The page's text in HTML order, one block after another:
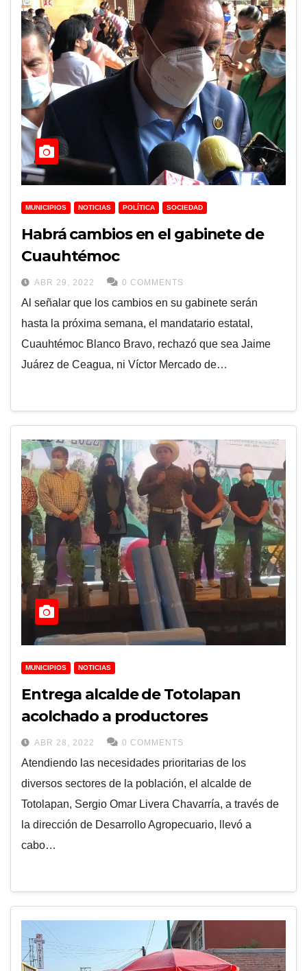
MUNICIPIOS NOTICIAS POLÍTICA SOCIEDAD
Habrá cambios en el gabinete de
Cuauhtémoc
ABR 29, 2022 0 COMMENTS
Al señalar que los cambios en su gabinete serán
hasta la próxima semana, el mandatario estatal,
Cuauhtémoc Blanco Bravo, rechazó que sea Jaime
Juárez de Ceagua, ni Víctor Mercado de…
MUNICIPIOS NOTICIAS
Entrega alcalde de Totolapan
acolchado a productores
ABR 28, 2022 0 COMMENTS
Atendiendo las necesidades prioritarias de los
diversos sectores de la población, el alcalde de
Totolapan, Sergio Omar Livera Chavarría, a través de
la dirección de Desarrollo Agropecuario, llevó a
cabo…